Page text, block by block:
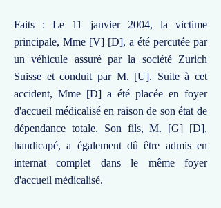
Faits : Le 11 janvier 2004, la victime
principale, Mme [V] [D], a été percutée par
un véhicule assuré par la société Zurich
Suisse et conduit par M. [U]. Suite à cet
accident, Mme [D] a été placée en foyer
d'accueil médicalisé en raison de son état de
dépendance totale. Son fils, M. [G] [D],
handicapé, a également dû être admis en
internat complet dans le même foyer
d'accueil médicalisé.